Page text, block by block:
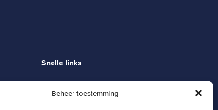
Beheer toestemming
Snelle links
Magister
Moodle